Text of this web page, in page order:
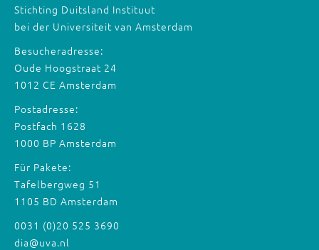
Stichting Duitsland Instituut
bei der Universiteit van Amsterdam
Besucheradresse:
Oude Hoogstraat 24
1012 CE Amsterdam
Postadresse:
Postfach 1628
1000 BP Amsterdam
Für Pakete:
Tafelbergweg 51
1105 BD Amsterdam
0031 (0)20 525 3690
dia@uva.nl